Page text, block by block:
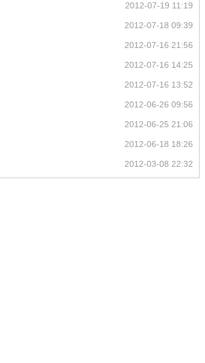
2012-07-19 11:19
2012-07-18 09:39
2012-07-16 21:56
2012-07-16 14:25
2012-07-16 13:52
2012-06-26 09:56
2012-06-25 21:06
2012-06-18 18:26
2012-03-08 22:32